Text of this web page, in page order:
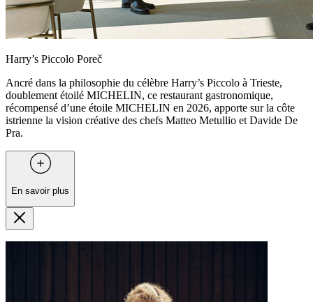
Harry’s Piccolo Poreč
Ancré dans la philosophie du célèbre Harry’s Piccolo à Trieste,
doublement étoilé MICHELIN, ce restaurant gastronomique,
récompensé d’une étoile MICHELIN en 2026, apporte sur la côte
istrienne la vision créative des chefs Matteo Metullio et Davide De
Pra.
En savoir plus